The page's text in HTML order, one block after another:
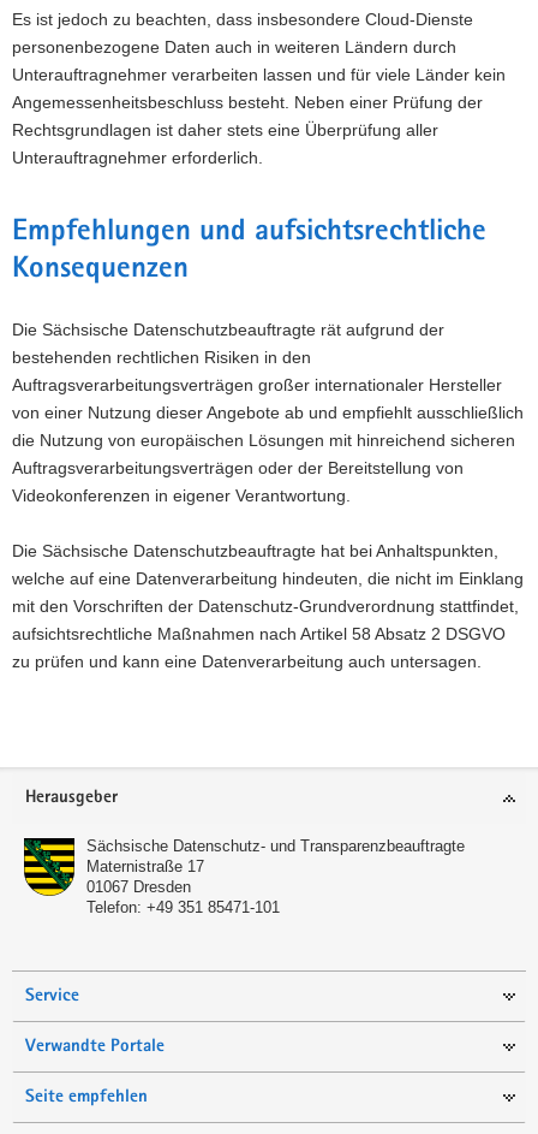
Es ist jedoch zu beachten, dass insbesondere Cloud-Dienste
personenbezogene Daten auch in weiteren Ländern durch
Unterauftragnehmer verarbeiten lassen und für viele Länder kein
Angemessenheitsbeschluss besteht. Neben einer Prüfung der
Rechtsgrundlagen ist daher stets eine Überprüfung aller
Unterauftragnehmer erforderlich.
Empfehlungen und aufsichtsrechtliche
Konsequenzen
Die Sächsische Datenschutzbeauftragte rät aufgrund der
bestehenden rechtlichen Risiken in den
Auftragsverarbeitungsverträgen großer internationaler Hersteller
von einer Nutzung dieser Angebote ab und empfiehlt ausschließlich
die Nutzung von europäischen Lösungen mit hinreichend sicheren
Auftragsverarbeitungsverträgen oder der Bereitstellung von
Videokonferenzen in eigener Verantwortung.
Die Sächsische Datenschutzbeauftragte hat bei Anhaltspunkten,
welche auf eine Datenverarbeitung hindeuten, die nicht im Einklang
mit den Vorschriften der Datenschutz-Grundverordnung stattfindet,
aufsichtsrechtliche Maßnahmen nach Artikel 58 Absatz 2 DSGVO
zu prüfen und kann eine Datenverarbeitung auch untersagen.
Footer-
Herausgeber
Sächsische Datenschutz- und Transparenzbeauftragte
Maternistraße 17
01067 Dresden
Telefon: +49 351 85471-101
Service
Verwandte Portale
Seite empfehlen